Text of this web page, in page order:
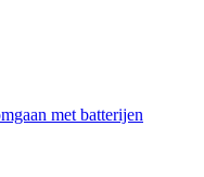
met batterijen